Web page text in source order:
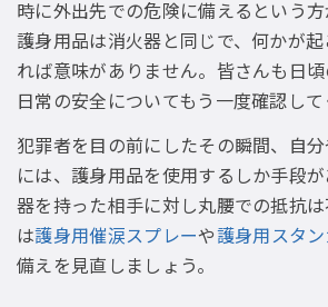
時に外出先での危険に備えるという方
護身用品は消火器と同じで、何かが
れば意味がありません。皆さんも日頃
日常の安全についてもう一度確認して
犯罪者を目の前にしたその瞬間、自
には、護身用品を使用するしか手段
器を持った相手に対し丸腰での抵抗
は護身用催涙スプレーや護身用スタ
備えを見直しましょう。